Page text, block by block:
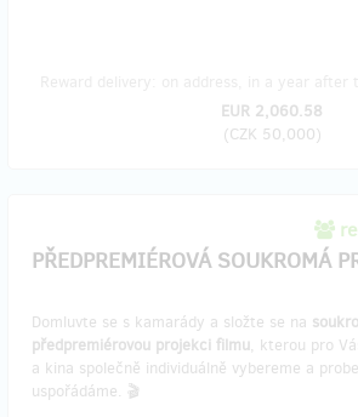
EUR 2,060.58
(CZK 50,000)
PŘEDPREMIÉROVÁ SOUKROMÁ
Domluvte se s kamarády a složte se na
předpremiérovou projekci filmu, kterou pro
a kina společně individuálně vybereme a
uspořádáme. 🎬